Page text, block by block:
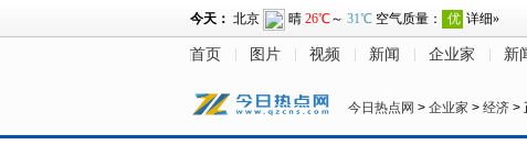
首页 图片 视频 新闻 企业家 新
今日热点网 > 企业家 > 经济 >